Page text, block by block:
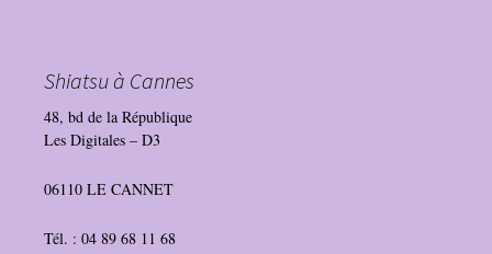
Shiatsu à Cannes
48, bd de la République
Les Digitales – D3
06110 LE CANNET
Tél. : 04 89 68 11 68